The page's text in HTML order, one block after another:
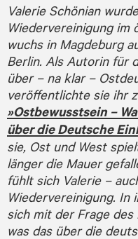
Valerie Schönian
Wiedervereinigung im
wuchs in Magdeburg
Berlin. Als Autorin für
über – na klar –
veröffentlichte sie ihr
»Ostbewusstsein –
über die Deutsche
sie, Ost und West
länger die Mauer
fühlt sich Valerie –
Wiedervereinigung. In
sich mit der Frage
was das über die